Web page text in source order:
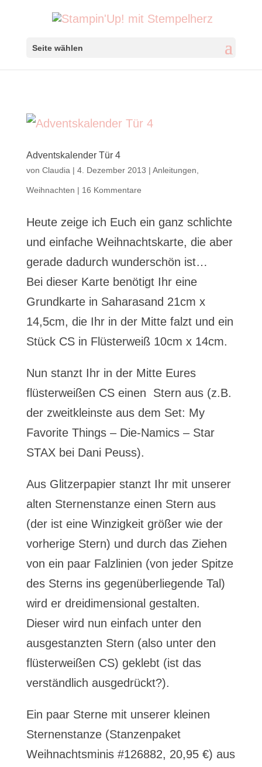
Seite wählen
Adventskalender Tür 4
von Claudia | 4. Dezember 2013 | Anleitungen
Weihnachten | 16 Kommentare
Heute zeige ich Euch ein ganz schlichte
und einfache Weihnachtskarte, die aber
gerade dadurch wunderschön ist…
Bei dieser Karte benötigt Ihr eine
Grundkarte in Saharasand 21cm x
14,5cm, die Ihr in der Mitte falzt und ein
Stück CS in Flüsterweiß 10cm x 14cm.
Nun stanzt Ihr in der Mitte Eures
flüsterweißen CS einen Stern aus (z.B.
der zweitkleinste aus dem Set: My
Favorite Things – Die-Namics – Star
STAX bei Dani Peuss).
Aus Glitzerpapier stanzt Ihr mit unserer
alten Sternenstanze einen Stern aus
(der ist eine Winzigkeit größer wie der
vorherige Stern) und durch das Ziehen
von ein paar Falzlinien (von jeder Spitze
des Sterns ins gegenüberliegende Tal)
wird er dreidimensional gestalten.
Dieser wird nun einfach unter den
ausgestanzten Stern (also unter den
flüsterweißen CS) geklebt (ist das
verständlich ausgedrückt?).
Ein paar Sterne mit unserer kleinen
Sternenstanze (Stanzenpaket
Weihnachtsminis #126882, 20,95 €) aus